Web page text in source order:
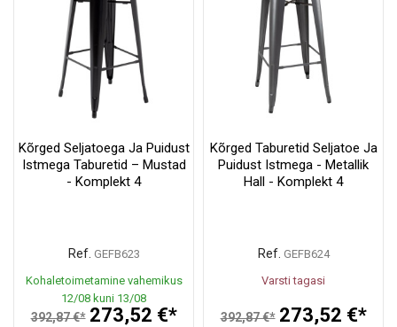
Kõrged Seljatoega Ja Puidust
Istmega Taburetid – Mustad
- Komplekt 4
Ref. GEFB623
Kohaletoimetamine vahemikus
12/08 kuni 13/08
392,87 €* 273,52 €*
Kõrged Taburetid Seljatoe Ja
Puidust Istmega - Metallik
Hall - Komplekt 4
Ref. GEFB624
Varsti tagasi
392,87 €* 273,52 €*